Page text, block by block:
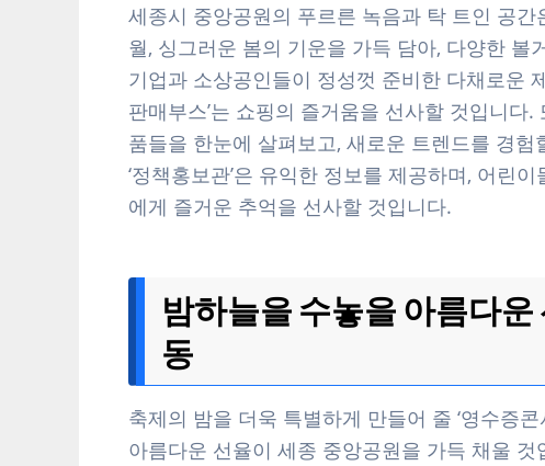
세종시 중앙공원의 푸르른 녹음과 탁 트인 공간
월, 싱그러운 봄의 기운을 가득 담아, 다양한
기업과 소상공인들이 정성껏 준비한 다채로운
판매부스’는 쇼핑의 즐거움을 선사할 것입니다.
품들을 한눈에 살펴보고, 새로운 트렌드를 경
‘정책홍보관’은 유익한 정보를 제공하며, 어린
에게 즐거운 추억을 선사할 것입니다.
밤하늘을 수놓을 아름다운
동
축제의 밤을 더욱 특별하게 만들어 줄 ‘영수증
아름다운 선율이 세종 중앙공원을 가득 채울